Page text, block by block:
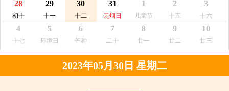
28
初十
29
十一
30
十二
31
无烟日
1
儿童节
2
十五
3
十六
4
十七
5
环境日
6
芒种
7
二十
8
廿一
9
廿二
10
廿三
2023年05月30日 星期二